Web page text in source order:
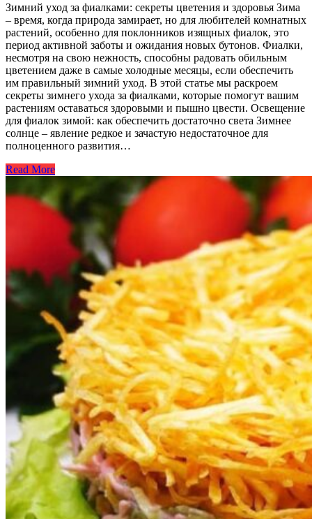
Зимний уход за фиалками: секреты цветения и здоровья Зима
– время, когда природа замирает, но для любителей комнатных
растений, особенно для поклонников изящных фиалок, это
период активной заботы и ожидания новых бутонов. Фиалки,
несмотря на свою нежность, способны радовать обильным
цветением даже в самые холодные месяцы, если обеспечить
им правильный зимний уход. В этой статье мы раскроем
секреты зимнего ухода за фиалками, которые помогут вашим
растениям оставаться здоровыми и пышно цвести. Освещение
для фиалок зимой: как обеспечить достаточно света Зимнее
солнце – явление редкое и зачастую недостаточное для
полноценного развития…
Read More